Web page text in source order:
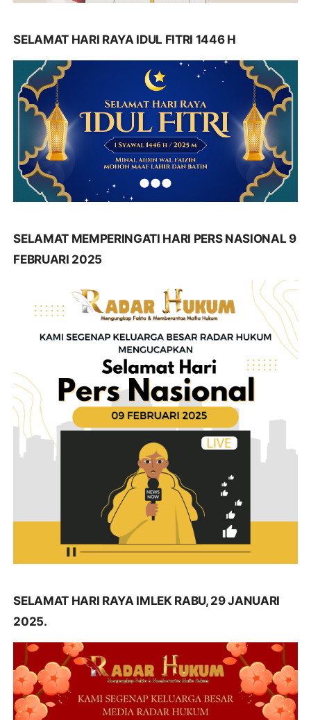
SELAMAT HARI RAYA IDUL FITRI 1446 H
SELAMAT MEMPERINGATI HARI PERS NASIONAL 9
FEBRUARI 2025
SELAMAT HARI RAYA IMLEK RABU, 29 JANUARI
2025.